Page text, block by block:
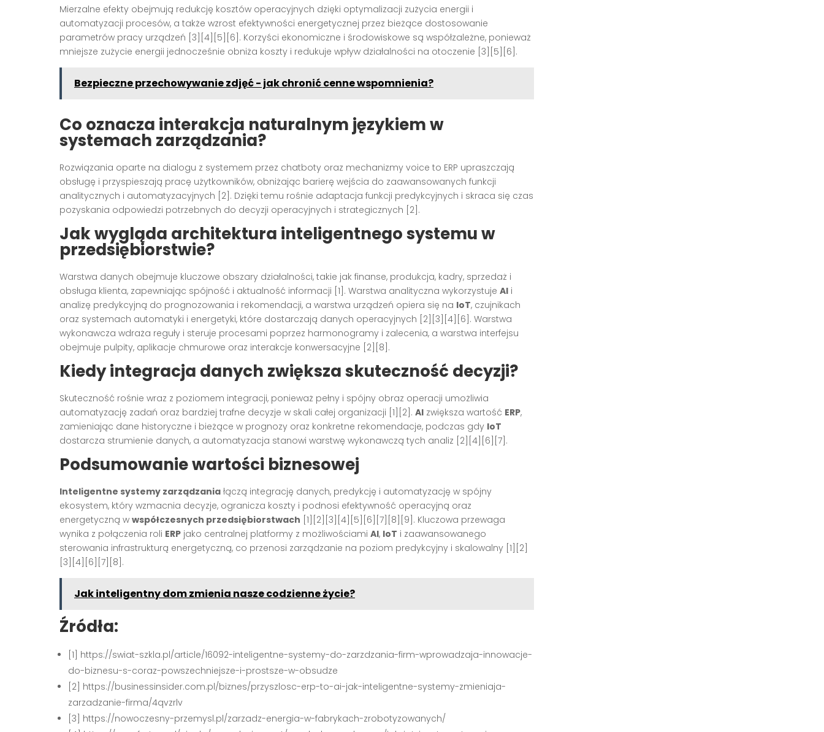
Mierzalne efekty obejmują redukcję kosztów operacyjnych dzięki optymalizacji zużycia energii i
automatyzacji procesów, a także wzrost efektywności energetycznej przez bieżące dostosowanie
parametrów pracy urządzeń [3][4][5][6]. Korzyści ekonomiczne i środowiskowe są współzależne, ponieważ
mniejsze zużycie energii jednocześnie obniża koszty i redukuje wpływ działalności na otoczenie [3][5][6].
Bezpieczne przechowywanie zdjęć - jak chronić cenne wspomnienia?
Co oznacza interakcja naturalnym językiem w
systemach zarządzania?
Rozwiązania oparte na dialogu z systemem przez chatboty oraz mechanizmy voice to ERP upraszczają
obsługę i przyspieszają pracę użytkowników, obniżając barierę wejścia do zaawansowanych funkcji
analitycznych i automatyzacyjnych [2]. Dzięki temu rośnie adaptacja funkcji predykcyjnych i skraca się czas
pozyskania odpowiedzi potrzebnych do decyzji operacyjnych i strategicznych [2].
Jak wygląda architektura inteligentnego systemu w
przedsiębiorstwie?
Warstwa danych obejmuje kluczowe obszary działalności, takie jak finanse, produkcja, kadry, sprzedaż i
obsługa klienta, zapewniając spójność i aktualność informacji [1]. Warstwa analityczna wykorzystuje AI i
analizę predykcyjną do prognozowania i rekomendacji, a warstwa urządzeń opiera się na IoT, czujnikach
oraz systemach automatyki i energetyki, które dostarczają danych operacyjnych [2][3][4][6]. Warstwa
wykonawcza wdraża reguły i steruje procesami poprzez harmonogramy i zalecenia, a warstwa interfejsu
obejmuje pulpity, aplikacje chmurowe oraz interakcje konwersacyjne [2][8].
Kiedy integracja danych zwiększa skuteczność decyzji?
Skuteczność rośnie wraz z poziomem integracji, ponieważ pełny i spójny obraz operacji umożliwia
automatyzację zadań oraz bardziej trafne decyzje w skali całej organizacji [1][2]. AI zwiększa wartość ERP,
zamieniając dane historyczne i bieżące w prognozy oraz konkretne rekomendacje, podczas gdy IoT
dostarcza strumienie danych, a automatyzacja stanowi warstwę wykonawczą tych analiz [2][4][6][7].
Podsumowanie wartości biznesowej
Inteligentne systemy zarządzania łączą integrację danych, predykcję i automatyzację w spójny
ekosystem, który wzmacnia decyzje, ogranicza koszty i podnosi efektywność operacyjną oraz
energetyczną w współczesnych przedsiębiorstwach [1][2][3][4][5][6][7][8][9]. Kluczowa przewaga
wynika z połączenia roli ERP jako centralnej platformy z możliwościami AI, IoT i zaawansowanego
sterowania infrastrukturą energetyczną, co przenosi zarządzanie na poziom predykcyjny i skalowalny [1][2]
[3][4][6][7][8].
Jak inteligentny dom zmienia nasze codzienne życie?
Źródła:
[1] https://swiat-szkla.pl/article/16092-inteligentne-systemy-do-zarzdzania-firm-wprowadzaja-innowacje-
do-biznesu-s-coraz-powszechniejsze-i-prostsze-w-obsudze
[2] https://businessinsider.com.pl/biznes/przyszlosc-erp-to-ai-jak-inteligentne-systemy-zmieniaja-
zarzadzanie-firma/4qvzrlv
[3] https://nowoczesny-przemysl.pl/zarzadz-energia-w-fabrykach-zrobotyzowanych/